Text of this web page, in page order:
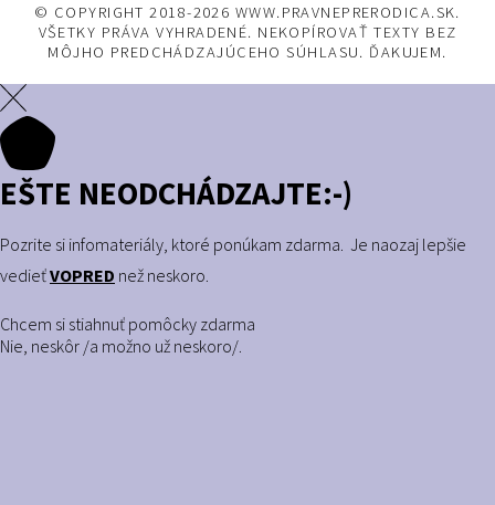
© COPYRIGHT 2018-2026 WWW.PRAVNEPRERODICA.SK.
VŠETKY PRÁVA VYHRADENÉ. NEKOPÍROVAŤ TEXTY BEZ
MÔJHO PREDCHÁDZAJÚCEHO SÚHLASU. ĎAKUJEM.
EŠTE NEODCHÁDZAJTE:-)
Pozrite si infomateriály, ktoré ponúkam zdarma. Je naozaj lepšie
vedieťVOPRED než neskoro.
Chcem si stiahnuť pomôcky zdarma
Nie, neskôr /a možno už neskoro/.